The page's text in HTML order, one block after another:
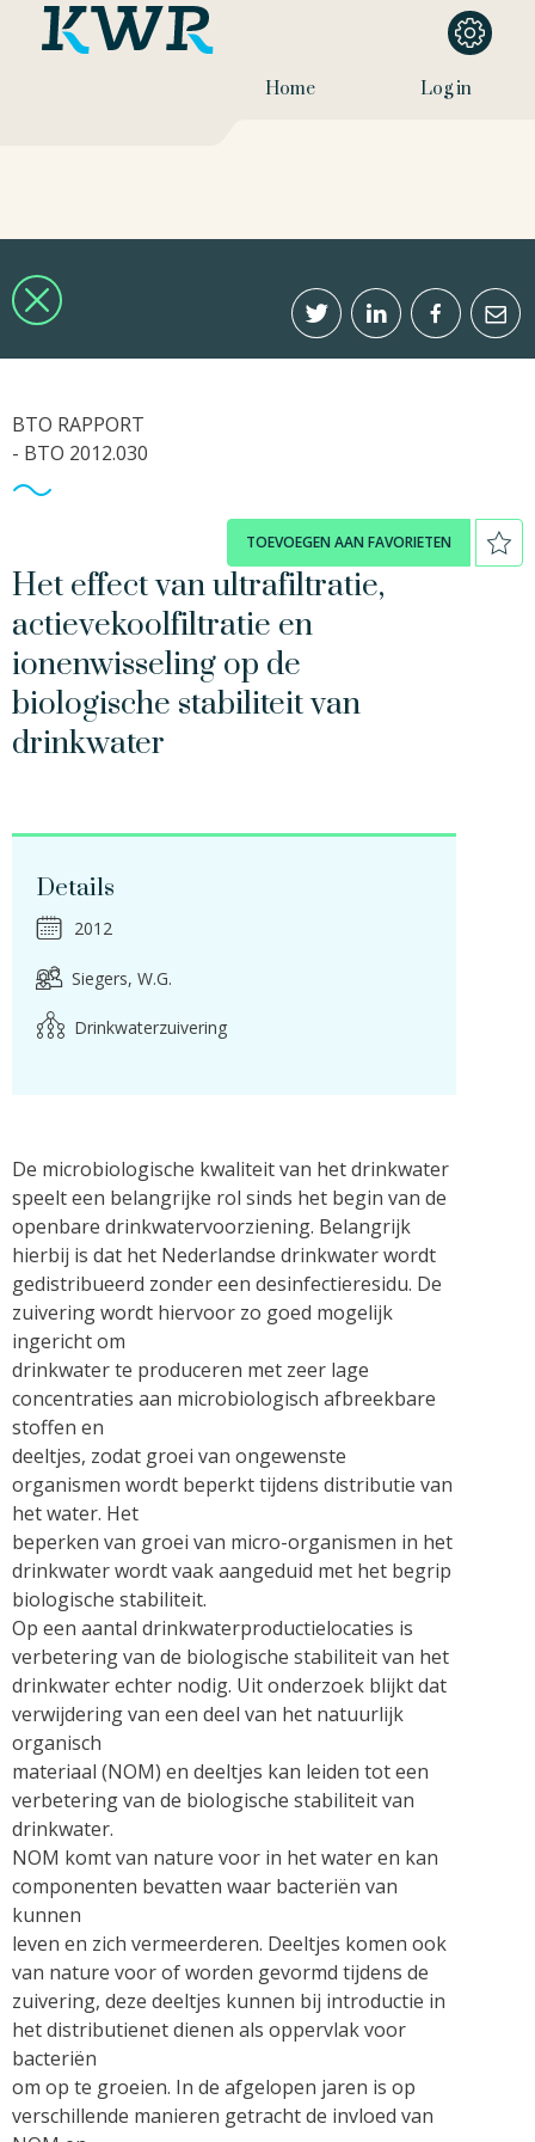
Home Log in
BTO RAPPORT
- BTO 2012.030
TOEVOEGEN AAN FAVORIETEN
Het effect van ultrafiltratie,
actievekoolfiltratie en
ionenwisseling op de
biologische stabiliteit van
drinkwater
Details
2012
Siegers, W.G.
Drinkwaterzuivering
De microbiologische kwaliteit van het drinkwater
speelt een belangrijke rol sinds het begin van de
openbare drinkwatervoorziening. Belangrijk
hierbij is dat het Nederlandse drinkwater wordt
gedistribueerd zonder een desinfectieresidu. De
zuivering wordt hiervoor zo goed mogelijk
ingericht om
drinkwater te produceren met zeer lage
concentraties aan microbiologisch afbreekbare
stoffen en
deeltjes, zodat groei van ongewenste
organismen wordt beperkt tijdens distributie van
het water. Het
beperken van groei van micro-organismen in het
drinkwater wordt vaak aangeduid met het begrip
biologische stabiliteit.
Op een aantal drinkwaterproductielocaties is
verbetering van de biologische stabiliteit van het
drinkwater echter nodig. Uit onderzoek blijkt dat
verwijdering van een deel van het natuurlijk
organisch
materiaal (NOM) en deeltjes kan leiden tot een
verbetering van de biologische stabiliteit van
drinkwater.
NOM komt van nature voor in het water en kan
componenten bevatten waar bacteriën van
kunnen
leven en zich vermeerderen. Deeltjes komen ook
van nature voor of worden gevormd tijdens de
zuivering, deze deeltjes kunnen bij introductie in
het distributienet dienen als oppervlak voor
bacteriën
om op te groeien. In de afgelopen jaren is op
verschillende manieren getracht de invloed van